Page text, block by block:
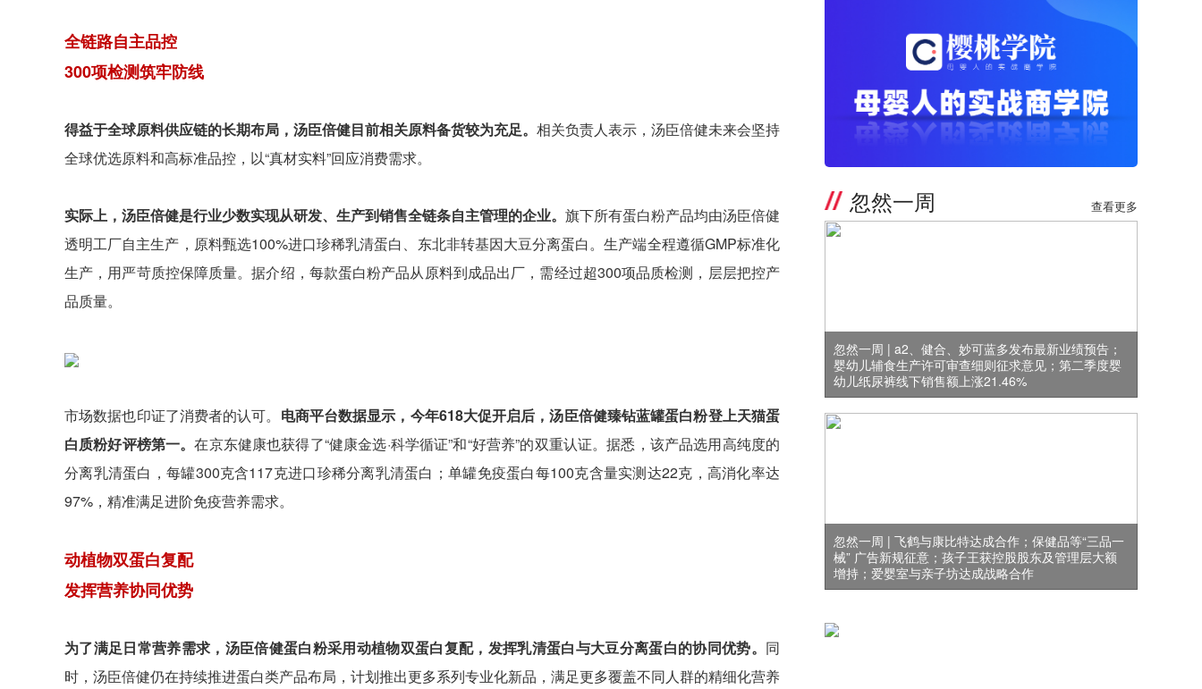
忽然一周 查看更多
忽然一周 | a2、健合、妙可蓝多发布最新业绩预告；
婴幼儿辅食生产许可审查细则征求意见；第二季度婴
幼儿纸尿裤线下销售额上涨21.46%
忽然一周 | 飞鹤与康比特达成合作；保健品等“三品一
械” 广告新规征意；孩子王获控股股东及管理层大额
增持；爱婴室与亲子坊达成战略合作
全链路自主品控
300项检测筑牢防线
得益于全球原料供应链的长期布局，汤臣倍健目前相关原料备货较为充足。 相关负责人表示，汤臣倍健未来会坚持
全球优选原料和高标准品控，以“真材实料”回应消费需求。
实际上，汤臣倍健是行业少数实现从研发、生产到销售全链条自主管理的企业。 旗下所有蛋白粉产品均由汤臣倍健
透明工厂自主生产，原料甄选100%进口珍稀乳清蛋白、东北非转基因大豆分离蛋白。生产端全程遵循GMP标准化
生产，用严苛质控保障质量。据介绍，每款蛋白粉产品从原料到成品出厂，需经过超300项品质检测，层层把控产
品质量。
市场数据也印证了消费者的认可。 电商平台数据显示，今年618大促开启后，汤臣倍健臻钻蓝罐蛋白粉登上天猫蛋
白质粉好评榜第一。在京东健康也获得了“健康金选·科学循证”和“好营养”的双重认证。据悉，该产品选用高纯度的
分离乳清蛋白，每罐300克含117克进口珍稀分离乳清蛋白；单罐免疫蛋白每100克含量实测达22克，高消化率达
97%，精准满足进阶免疫营养需求。
动植物双蛋白复配
发挥营养协同优势
为了满足日常营养需求，汤臣倍健蛋白粉采用动植物双蛋白复配，发挥乳清蛋白与大豆分离蛋白的协同优势。 同
时，汤臣倍健仍在持续推进蛋白类产品布局，计划推出更多系列专业化新品，满足更多覆盖不同人群的精细化营养